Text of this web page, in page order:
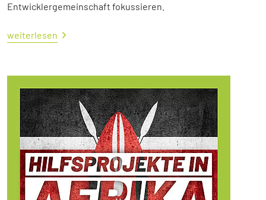
Entwicklergemeinschaft fokussieren.
weiterlesen